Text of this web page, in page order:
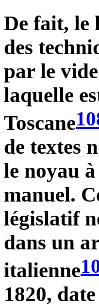
De fait, le
des
par le
laquelle
Toscane
de textes
le noyau
manuel.
législatif
dans un
italienne
1820,